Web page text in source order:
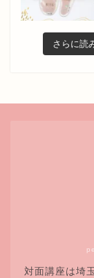
さらに読
対面講座は埼